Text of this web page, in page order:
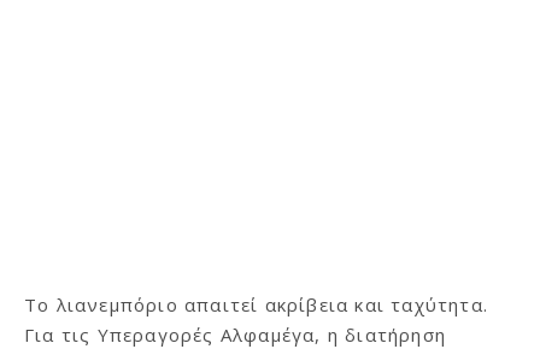
Το λιανεμπόριο απαιτεί ακρίβεια και ταχύτητα.
Για τις Υπεραγορές Αλφαμέγα, η διατήρηση